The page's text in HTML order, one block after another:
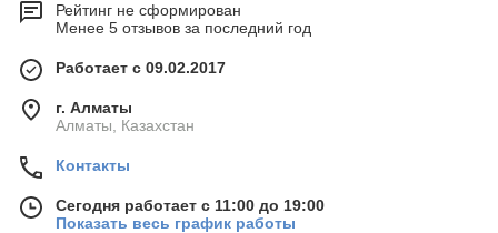
Рейтинг не сформирован
Менее 5 отзывов за последний год
Работает с 09.02.2017
г. Алматы
Алматы, Казахстан
Контакты
Сегодня работает с 11:00 до 19:00
Показать весь график работы